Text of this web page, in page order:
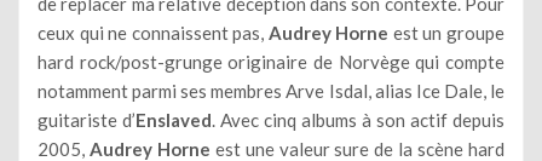
ceux qui ne connaissent pas, Audrey Horne est un groupe
hard rock/post-grunge originaire de Norvège qui compte
notamment parmi ses membres Arve Isdal, alias Ice Dale, le
guitariste d’Enslaved. Avec cinq albums à son actif depuis
2005, Audrey Horne est une valeur sure de la scène hard